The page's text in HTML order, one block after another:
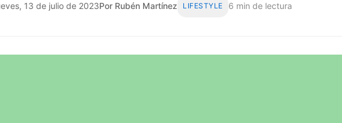
13 de julio de 2023Por Rubén Martínez LIFESTYLE 6 min de lectura